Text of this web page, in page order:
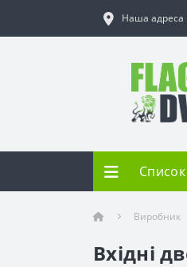
Наша адреса
Список
Виробник
Вхідні